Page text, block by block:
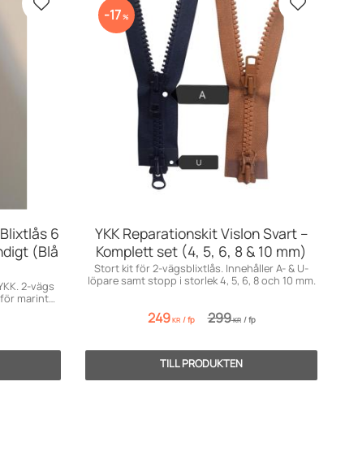
6
(Blå
2-vägs
marint
Lägg till i favoriter
YKK Reparationskit Vislon Svart –
Komplett set (4, 5, 6, 8 & 10 mm)
Stort kit för 2-vägsblixtlås. Innehåller A- & U-
löpare samt stopp i storlek 4, 5, 6, 8 och 10 mm.
249KR /fp 299KR /fp
17% Lägg till i